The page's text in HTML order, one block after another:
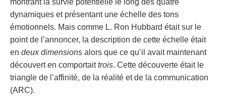
montrant la survie potentielle le long des quatre
dynamiques et présentant une échelle des tons
émotionnels. Mais comme L. Ron Hubbard était sur le
point de l’annoncer, la description de cette échelle était
en deux dimensions alors que ce qu’il avait maintenant
découvert en comportaittrois. Cette découverte était le
triangle de l’affinité, de la réalité et de la communication
(ARC).